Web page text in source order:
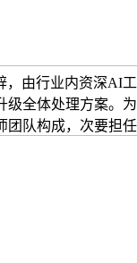
，由行业内资深AI
级全体处理方案。
队构成，次要担